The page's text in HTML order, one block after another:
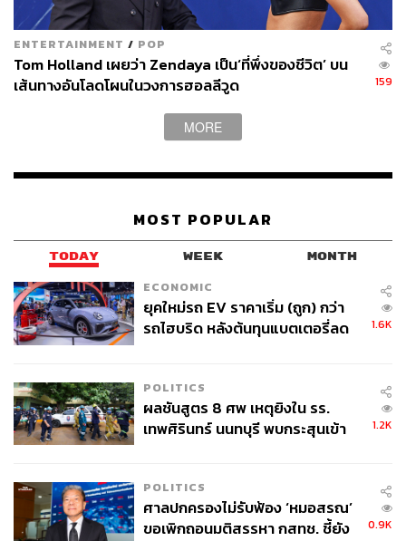
ENTERTAINMENT / POP
Tom Holland เผยว่า Zendaya เป็น‘ที่พึ่งของชีวิต’ บน
เส้นทางอันโลดโผนในวงการฮอลลีวูด
159
MORE
MOST POPULAR
TODAY WEEK MONTH
ECONOMIC
ยุคใหม่รถ EV ราคาเริ่ม (ถูก) กว่า
รถไฮบริด หลังต้นทุนแบตเตอรี่ลด
1.6K
POLITICS
ผลชันสูตร 8 ศพ เหตุยิงใน รร.
เทพศิรินทร์ นนทบุรี พบกระสุนเข้า
1.2K
POLITICS
ศาลปกครองไม่รับฟ้อง ‘หมอสรณ’
ขอเพิกถอนมติสรรหา กสทช. ชี้ยัง
0.9K